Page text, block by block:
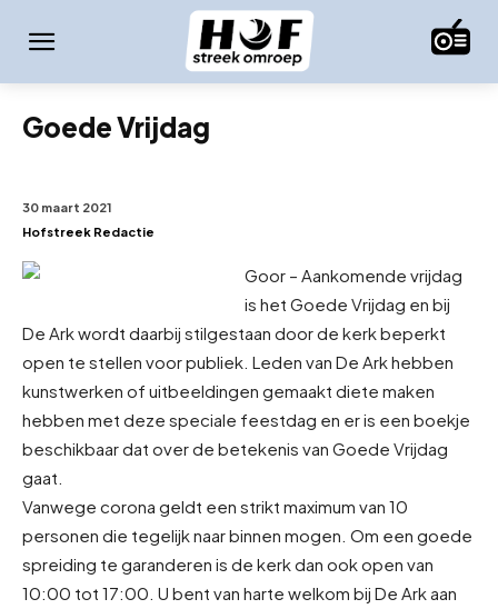
Goede Vrijdag
30 maart 2021
Hofstreek Redactie
Goor – Aankomende vrijdag
is het Goede Vrijdag en bij
De Ark wordt daarbij stilgestaan door de kerk beperkt
open te stellen voor publiek. Leden van De Ark hebben
kunstwerken of uitbeeldingen gemaakt diete maken
hebben met deze speciale feestdag en er is een boekje
beschikbaar dat over de betekenis van Goede Vrijdag
gaat.
Vanwege corona geldt een strikt maximum van 10
personen die tegelijk naar binnen mogen. Om een goede
spreiding te garanderen is de kerk dan ook open van
10:00 tot 17:00. U bent van harte welkom bij De Ark aan